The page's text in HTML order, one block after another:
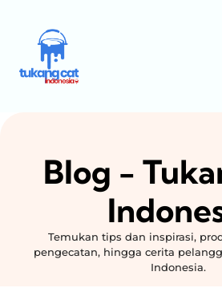
Blog -
Temukan tips dan inspirasi,
pengecatan, hingga cerita
Indonesia.